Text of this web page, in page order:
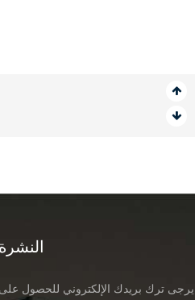
يرجى ترك بريدك الإلكتروني للحصول